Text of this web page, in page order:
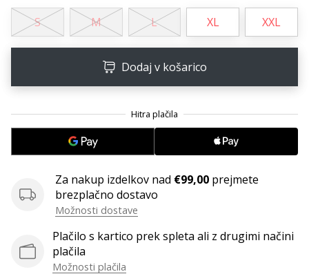
Imate
svojo
spletno
upravljate
stran
ali
služiti.
Pridružite
našemu…
S M L XL XXL
Dodaj v košarico
Za nakup izdelkov nad €99,00 prejmete
brezplačno dostavo
Možnosti dostave
Plačilo s kartico prek spleta ali z drugimi načini
plačila
Možnosti plačila